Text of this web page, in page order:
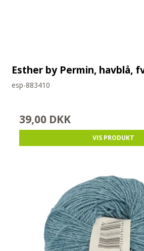
Esther by Permin, havblå,
esp-883410
39,00 DKK
VIS PRODUKT